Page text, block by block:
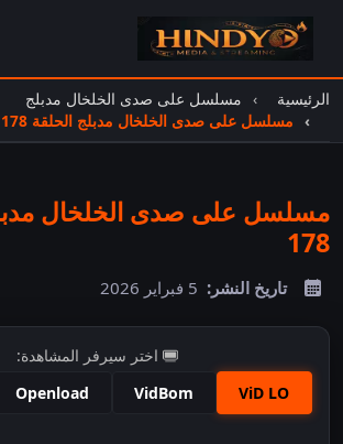
الرئيسية
مسلسل على صدى الخلخال مدبلج
مسلسل على صدى الخلخال مدبلج الحلقة 178
مسلسل على صدى الخلخال
178
تاريخ النشر: 5 فبراير 2026
اختر سيرفر المشاهدة:
ViD LO
VidBom
Openload